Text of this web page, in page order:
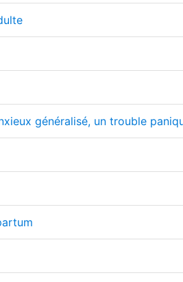
généralisé, un trouble